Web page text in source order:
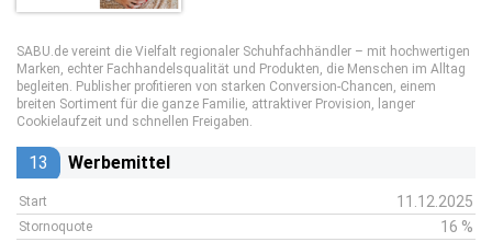
SABU.de vereint die Vielfalt regionaler Schuhfachhändler – mit hochwertigen
Marken, echter Fachhandelsqualität und Produkten, die Menschen im Alltag
begleiten. Publisher profitieren von starken Conversion-Chancen, einem
breiten Sortiment für die ganze Familie, attraktiver Provision, langer
Cookielaufzeit und schnellen Freigaben.
13 Werbemittel
Start 11.12.2025
Stornoquote 16 %